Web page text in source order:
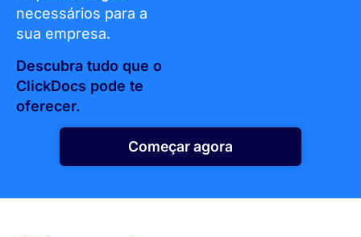
necessários para a
sua empresa.
Descubra tudo que o
ClickDocs pode te
oferecer.
Começar agora